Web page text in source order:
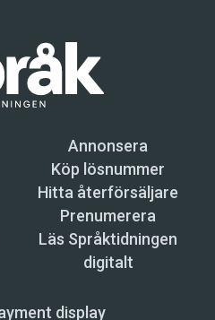
Annonsera
Köp lösnummer
Hitta återförsäljare
Prenumerera
Läs Språktidningen
digitalt